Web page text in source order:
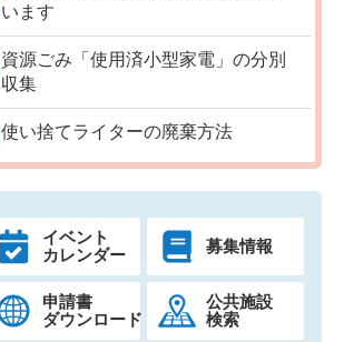
います
資源ごみ「使用済小型家電」の分別
収集
使い捨てライターの廃棄方法
イベント
カレンダー
募集情報
申請書
ダウンロード
公共施設
検索